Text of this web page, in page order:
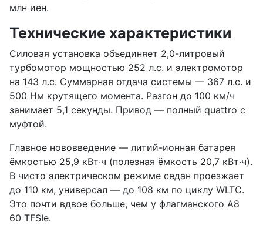
млн иен.
Технические характеристики
Силовая установка объединяет 2,0-литровый
турбомотор мощностью 252 л.с. и электромотор
на 143 л.с. Суммарная отдача системы — 367 л.с. и
500 Нм крутящего момента. Разгон до 100 км/ч
занимает 5,1 секунды. Привод — полный quattro с
муфтой.
Главное нововведение — литий-ионная батарея
ёмкостью 25,9 кВт·ч (полезная ёмкость 20,7 кВт·ч).
В чисто электрическом режиме седан проезжает
до 110 км, универсал — до 108 км по циклу WLTC.
Это почти вдвое больше, чем у флагманского A8
60 TFSIe.